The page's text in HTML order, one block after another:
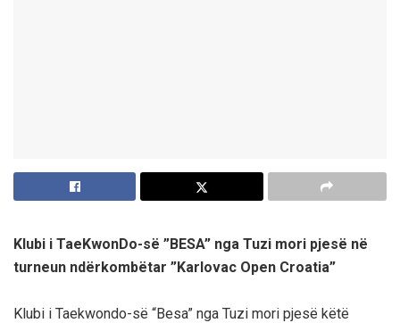
Klubi i TaeKwonDo-së ”BESA” nga Tuzi mori pjesë në
turneun ndërkombëtar ”Karlovac Open Croatia”
Klubi i Taekwondo-së “Besa” nga Tuzi mori pjesë këtë